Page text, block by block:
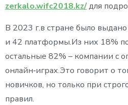
zerkalo.wifc2018.kz/для
В 2023 г.в стране было
и 42 платформы.Из них 18%
остальные 82% – компании с
онлайн‑играх.Это говорит о
новичков, но только при
правил.